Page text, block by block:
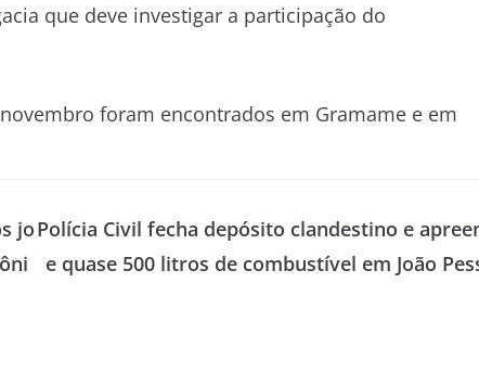
que deve investigar a participação do
foram encontrados em Gramame e em
joPolícia Civil fecha depósito clandestino e
e quase 500 litros de combustível em João